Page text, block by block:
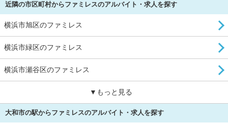
近隣の市区町村からファミレスのアルバイト・求人を探す
横浜市旭区のファミレス
横浜市緑区のファミレス
横浜市瀬谷区のファミレス
▼もっと見る
大和市の駅からファミレスのアルバイト・求人を探す